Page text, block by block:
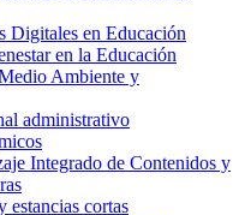
Digitales en Educación
en la Educación
Ambiente y
administrativo
Integrado de Contenidos y
estancias cortas